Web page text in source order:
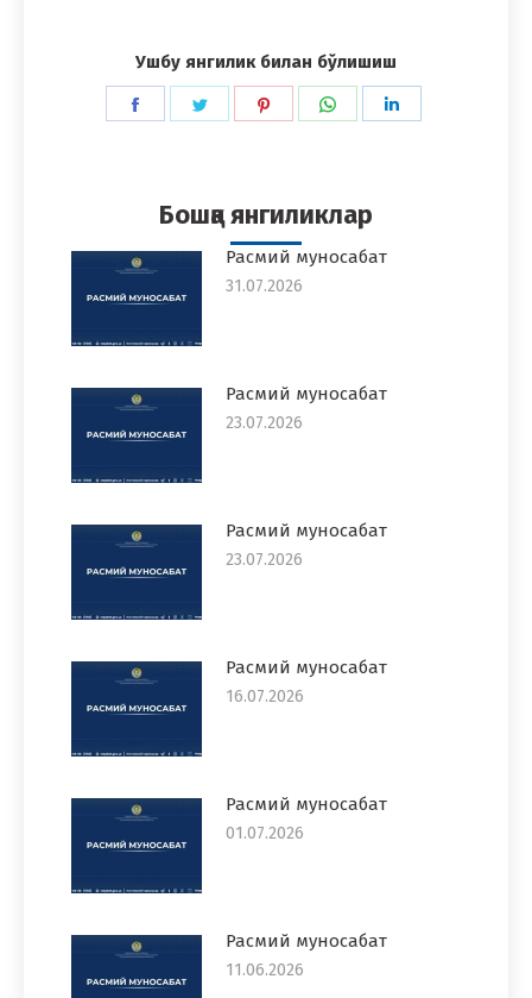
Ушбу янгилик билан бўлишиш
Share
Share
Share
Share
Бошқа янгиликлар
Расмий муносабат
31.07.2026
Расмий муносабат
23.07.2026
Расмий муносабат
23.07.2026
Расмий муносабат
16.07.2026
Расмий муносабат
01.07.2026
Расмий муносабат
11.06.2026